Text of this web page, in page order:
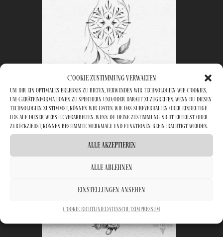
Cookie-Zustimmung verwalten
Um dir ein optimales Erlebnis zu bieten, verwenden wir Technologien wie Cookies,
um Geräteinformationen zu speichern und/oder darauf zuzugreifen. Wenn du diesen
Technologien zustimmst, können wir Daten wie das Surfverhalten oder eindeutige
IDs auf dieser Website verarbeiten. Wenn du deine Zustimmung nicht erteilst oder
zurückziehst, können bestimmte Merkmale und Funktionen beeinträchtigt werden.
Alle Akzeptieren
Alle Ablehnen
Einstellungen ansehen
Cookie-RichtlinieDatenschutzImpressum